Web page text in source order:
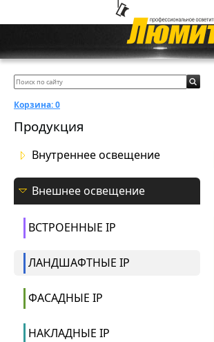
Корзина:0
Продукция
Внутреннее освещение
Внешнее освещение
ВСТРОЕННЫЕ IP
ЛАНДШАФТНЫЕ IP
ФАСАДНЫЕ IP
НАКЛАДНЫЕ IP